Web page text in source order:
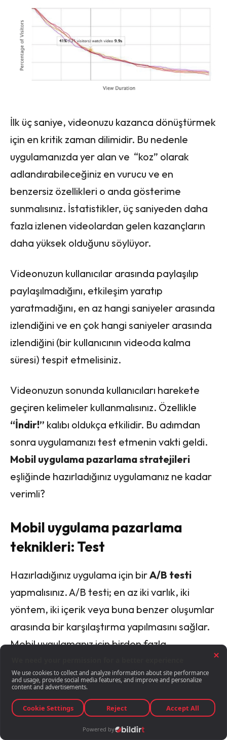
İlk üç saniye, videonuzu kazanca dönüştürmek
için en kritik zaman dilimidir. Bu nedenle
uygulamanızda yer alan ve “koz” olarak
adlandırabileceğiniz en vurucu ve en
benzersiz özellikleri o anda gösterime
sunmalısınız. İstatistikler, üç saniyeden daha
fazla izlenen videolardan gelen kazançların
daha yüksek olduğunu söylüyor.
Videonuzun kullanıcılar arasında paylaşılıp
paylaşılmadığını, etkileşim yaratıp
yaratmadığını, en az hangi saniyeler arasında
izlendiğini ve en çok hangi saniyeler arasında
izlendiğini (bir kullanıcının videoda kalma
süresi) tespit etmelisiniz.
Videonuzun sonunda kullanıcıları harekete
geçiren kelimeler kullanmalısınız. Özellikle
“İndir!” kalıbı oldukça etkilidir. Bu adımdan
sonra uygulamanızı test etmenin vakti geldi.
Mobil uygulama pazarlama stratejileri
eşliğinde hazırladığınız uygulamanız ne kadar
verimli?
Mobil uygulama pazarlama
teknikleri: Test
Hazırladığınız uygulama için birA/B testi
yapmalısınız. A/B testi; en az iki varlık, iki
yöntem, iki içerik veya buna benzer oluşumlar
arasında bir karşılaştırma yapılmasını sağlar.
Mobil uygulamanız için birden fazla
bunların hangisi sizin uygulamanızı ön plana
sağlıyor?